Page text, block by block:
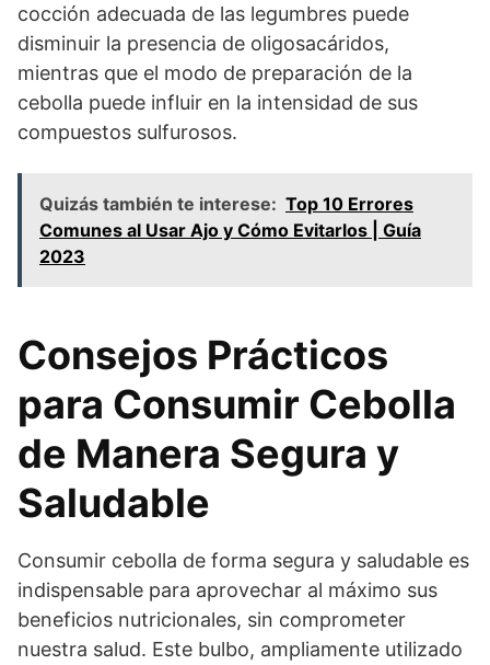
cocción adecuada de las legumbres puede
disminuir la presencia de oligosacáridos,
mientras que el modo de preparación de la
cebolla puede influir en la intensidad de sus
compuestos sulfurosos.
Quizás también te interese: Top 10 Errores
Comunes al Usar Ajo y Cómo Evitarlos | Guía
2023
Consejos Prácticos
para Consumir Cebolla
de Manera Segura y
Saludable
Consumir cebolla de forma segura y saludable es
indispensable para aprovechar al máximo sus
beneficios nutricionales, sin comprometer
nuestra salud. Este bulbo, ampliamente utilizado